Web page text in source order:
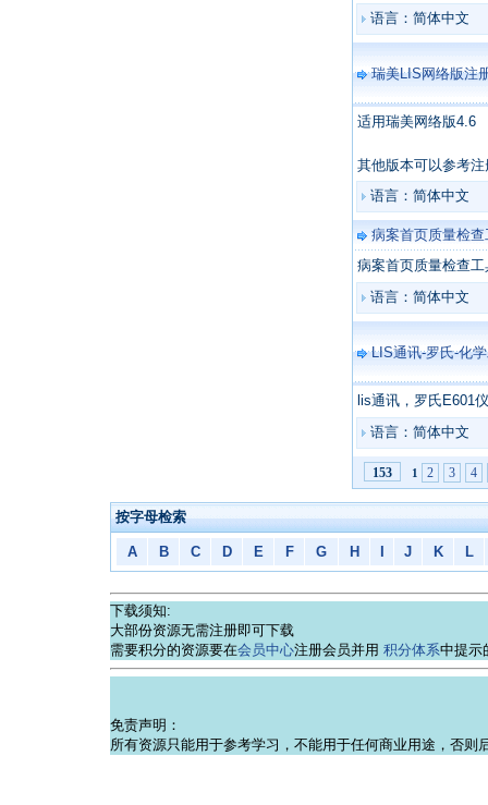
语言：简体中文
瑞美LIS网络版注
适用瑞美网络版4.6
其他版本可以参考注
语言：简体中文
病案首页质量检查
病案首页质量检查
语言：简体中文
LIS通讯-罗氏-化
lis通讯，罗氏E601
语言：简体中文
153 1 2 3 4
按字母检索
A B C D E F G H J K L
下载须知:
大部份资源无需注册即可下载
需要积分的资源要在会员中心注册会员并用 积分体系中提示
免责声明：
所有资源只能用于参考学习，不能用于任何商业用途，否则